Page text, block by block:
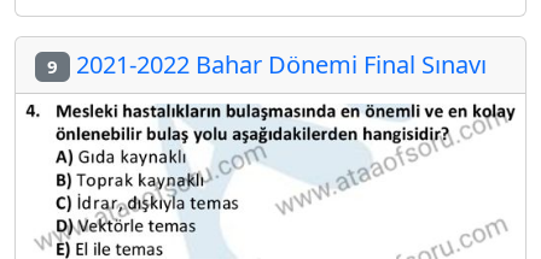
9 2021-2022 Bahar Dönemi Final Sınavı